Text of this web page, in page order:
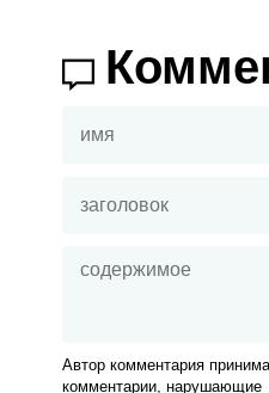
Автор комментария
комментарии, нарушающие